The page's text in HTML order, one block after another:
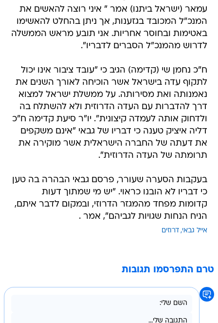
עמאר (ישראל ביתנו) אמר " איני רוצה להאשים את
המנכ"ל המכובד בגזענות, אך ניתן בהחלט להאשימו
באטימות ובחוסר אחריות. אני תובע מראש הממשלה
לדרוש מהמנכ"ל הסברים לדבריו".
ח"כ נחמן שי (קדימה) הגיב כי "עובד ציבור אינו יכול
לתקוף עדה בישראל אשר הוכיחה לאורך השנים את
נאמנותה ואת מסירותה. על ממשלת ישראל למצוא
דרך להדברות עם העדה הדרוזית ולא להשתלח בה
ולדחוק אותה לעמדה קיצונית". יו"ר סיעת קדימה ח"כ
דליה איציק טענה כי דבריו של גבאי "אינם משקפים
את דעתה של החברה הישראלית אשר מוקירה את
תרומתה של העדה הדרוזית".
בעקבות הסערה שעורר, פרסם גבאי הבהרה בה טען
כי דבריו לא הובנו כראוי. "יש מי שמתוך דעות
קדומות מפחד מהמגזר הדרוזי, ובמקום לדבר איתם,
הניח הנחות שגויות לגביהם", אמר .
אייל גבאי דרוזים
טרם התפרסמו תגובות